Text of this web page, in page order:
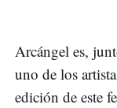
Arcángel es,
uno de los
edición de este